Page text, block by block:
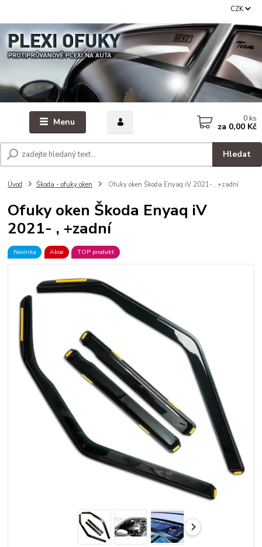
Menu
CZK
Hledat
0 ks
za 0,00 Kč
Úvod Škoda - ofuky oken Ofuky oken Škoda Enyaq iV 2021- , +zadní
Ofuky oken Škoda Enyaq iV
2021- , +zadní
Novinka Akce TOP produkt